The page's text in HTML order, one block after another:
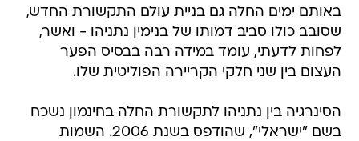
באותם ימים החלה גם בניית עולם התקשורת החדש,
שסובב כולו סביב דמותו של בנימין נתניהו - ואשר,
לפחות לדעתי, עומד במידה רבה בבסיס הפער
העצום בין שני חלקי הקריירה הפוליטית שלו.
הסינרגיה בין נתניהו לתקשורת החלה בחינמון נשכח
בשם "ישראלי", שהודפס בשנת 2006. השמות